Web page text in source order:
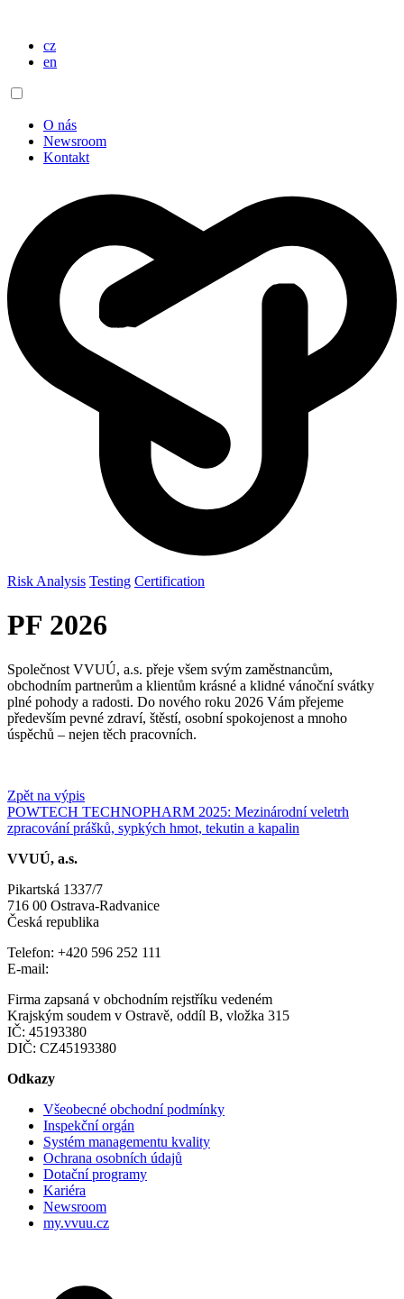
cz
en
O nás
Newsroom
Kontakt
Risk Analysis Testing Certification
PF 2026
Společnost VVUÚ, a.s. přeje všem svým zaměstnancům,
obchodním partnerům a klientům krásné a klidné vánoční svátky
plné pohody a radosti. Do nového roku 2026 Vám přejeme
především pevné zdraví, štěstí, osobní spokojenost a mnoho
úspěchů – nejen těch pracovních.
Zpět na výpis
POWTECH TECHNOPHARM 2025: Mezinárodní veletrh
zpracování prášků, sypkých hmot, tekutin a kapalin
VVUÚ, a.s.
Pikartská 1337/7
716 00 Ostrava-Radvanice
Česká republika
Telefon: +420 596 252 111
E-mail:
Firma zapsaná v obchodním rejstříku vedeném
Krajským soudem v Ostravě, oddíl B, vložka 315
IČ: 45193380
DIČ: CZ45193380
Odkazy
Všeobecné obchodní podmínky
Inspekční orgán
Systém managementu kvality
Ochrana osobních údajů
Dotační programy
Kariéra
Newsroom
my.vvuu.cz